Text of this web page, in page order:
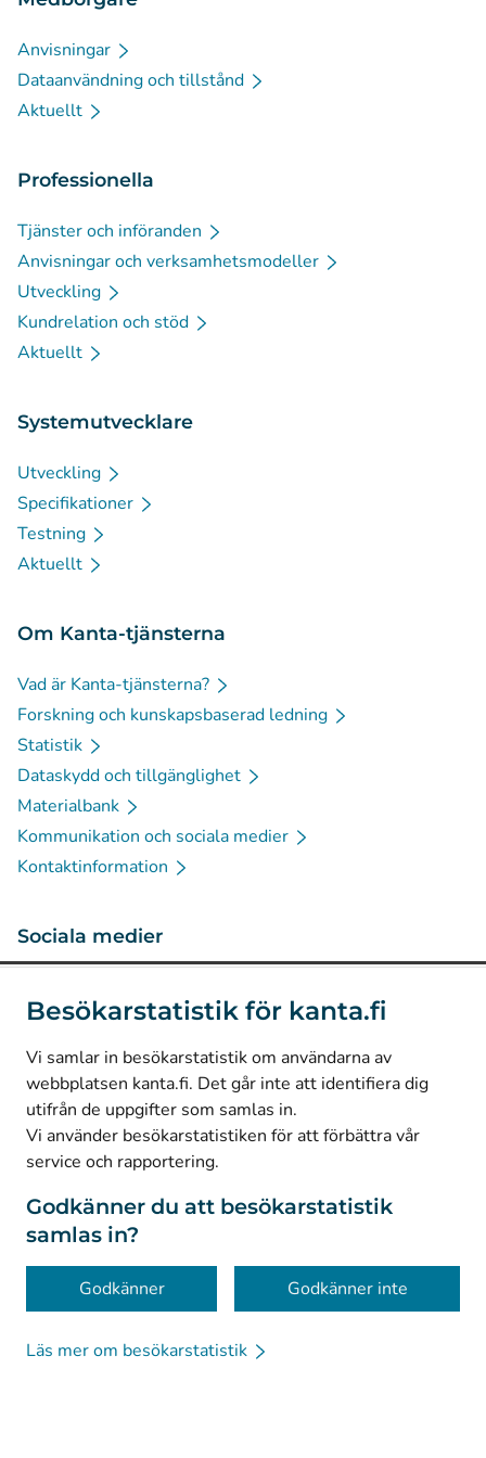
Besökarstatistik för kanta.fi
Vi samlar in besökarstatistik om användarna av
webbplatsen kanta.fi. Det går inte att identifiera dig
utifrån de uppgifter som samlas in.
Vi använder besökarstatistiken för att förbättra vår
service och rapportering.
Godkänner du att besökarstatistik
samlas in?
Godkänner Godkänner inte
Läs mer om besökarstatistik
Anvisningar
Dataanvändning och tillstånd
Aktuellt
Professionella
Tjänster och införanden
Anvisningar och verksamhetsmodeller
Utveckling
Kundrelation och stöd
Aktuellt
Systemutvecklare
Utveckling
Specifikationer
Testning
Aktuellt
Om Kanta-tjänsterna
Vad är Kanta-tjänsterna?
Forskning och kunskapsbaserad ledning
Statistik
Dataskydd och tillgänglighet
Materialbank
Kommunikation och sociala medier
Kontaktinformation
Sociala medier
LinkedIn(Avautuu uuteen välilehteen)
Facebook
Avautuu uuteen välilehteen)
© Kanta-Palvelut, Kansaneläkelaitos
Dataskydd
Om webbplatsen
Tillgänglighet
Kakor